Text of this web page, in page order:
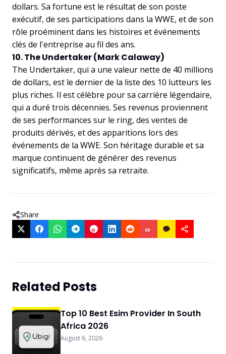
dollars. Sa fortune est le résultat de son poste
exécutif, de ses participations dans la WWE, et de son
rôle proéminent dans les histoires et événements
clés de l'entreprise au fil des ans.
10. The Undertaker (Mark Calaway)
The Undertaker, qui a une valeur nette de 40 millions
de dollars, est le dernier de la liste des 10 lutteurs les
plus riches. Il est célèbre pour sa carrière légendaire,
qui a duré trois décennies. Ses revenus proviennent
de ses performances sur le ring, des ventes de
produits dérivés, et des apparitions lors des
événements de la WWE. Son héritage durable et sa
marque continuent de générer des revenus
significatifs, même après sa retraite.
Share
Related Posts
Top 10 Best Esim Provider In South
Africa 2026
August 6, 2026